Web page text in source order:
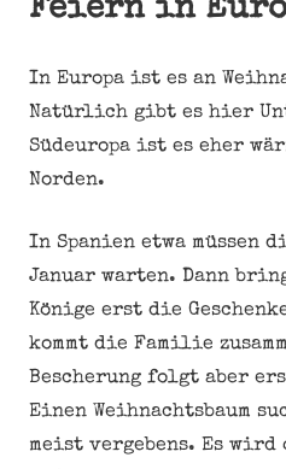
Feiern in
In Europa ist es an
Natürlich gibt es hier
Südeuropa ist es eher
Norden.
In Spanien etwa müssen
Januar warten. Dann
Könige erst die
kommt die Familie
Bescherung folgt aber
Einen Weihnachtsbaum
meist vergebens. Es